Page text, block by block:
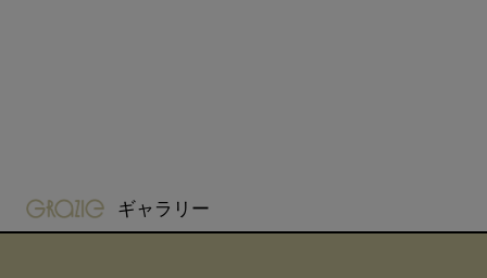
gravure-grazie
ギャラリー